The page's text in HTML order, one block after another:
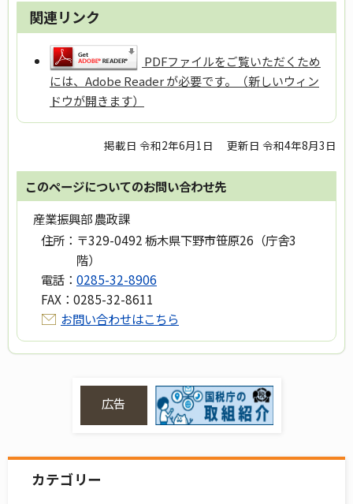
関連リンク
PDFファイルをご覧いただくため
には、Adobe Reader が必要です。（新しいウィン
ドウが開きます）
掲載日 令和2年6月1日 更新日 令和4年8月3日
このページについてのお問い合わせ先
産業振興部 農政課
住所： 〒329-0492 栃木県下野市笹原26（庁舎3
階）
電話： 0285-32-8906
FAX： 0285-32-8611
お問い合わせはこちら
広告
カテゴリー